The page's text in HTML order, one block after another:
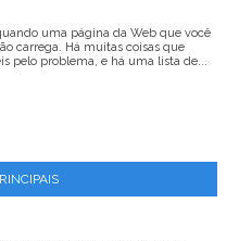
uma página da Web que você
carrega. Há muitas coisas que
​​pelo problema, e há uma lista de...